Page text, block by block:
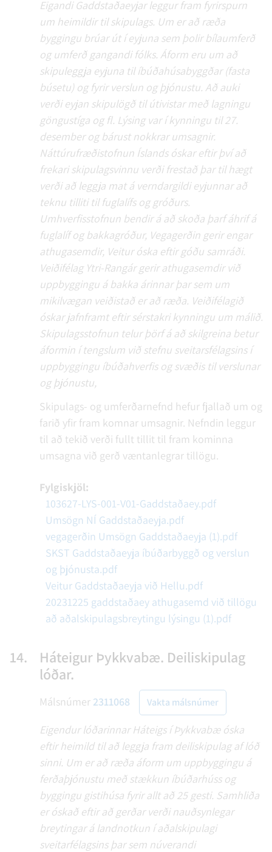
Eigandi Gaddstaðaeyjar leggur fram fyrirspurn
um heimildir til skipulags. Um er að ræða
byggingu brúar út í eyjuna sem þolir bílaumferð
og umferð gangandi fólks. Áform eru um að
skipuleggja eyjuna til íbúðahúsabyggðar (fasta
búsetu) og fyrir verslun og þjónustu. Að auki
verði eyjan skipulögð til útivistar með lagningu
göngustíga og fl. Lýsing var í kynningu til 27.
desember og bárust nokkrar umsagnir.
Náttúrufræðistofnun Íslands óskar eftir því að
frekari skipulagsvinnu verði frestað þar til hægt
verði að leggja mat á verndargildi eyjunnar að
teknu tilliti til fuglalífs og gróðurs.
Umhverfisstofnun bendir á að skoða þarf áhrif á
fuglalíf og bakkagróður, Vegagerðin gerir engar
athugasemdir, Veitur óska eftir góðu samráði.
Veiðifélag Ytri-Rangár gerir athugasemdir við
uppbyggingu á bakka árinnar þar sem um
mikilvægan veiðistað er að ræða. Veiðifélagið
óskar jafnframt eftir sérstakri kynningu um málið.
Skipulagsstofnun telur þörf á að skilgreina betur
áformin í tengslum við stefnu sveitarsfélagsins í
uppbyggingu íbúðahverfis og svæðis til verslunar
og þjónustu,
Skipulags- og umferðarnefnd hefur fjallað um og
farið yfir fram komnar umsagnir. Nefndin leggur
til að tekið verði fullt tillit til fram kominna
umsagna við gerð væntanlegrar tillögu.
Fylgiskjöl:
103627-LYS-001-V01-Gaddstaðaey.pdf
Umsögn NÍ Gaddstaðaeyja.pdf
vegagerðin Umsögn Gaddstaðaeyja (1).pdf
SKST Gaddstaðaeyja íbúðarbyggð og verslun
og þjónusta.pdf
Veitur Gaddstaðaeyja við Hellu.pdf
20231225 gaddstaðaey athugasemd við tillögu
að aðalskipulagsbreytingu lýsingu (1).pdf
14.
Háteigur Þykkvabæ. Deiliskipulag
lóðar.
Málsnúmer 2311068 Vakta málsnúmer
Eigendur lóðarinnar Háteigs í Þykkvabæ óska
eftir heimild til að leggja fram deiliskipulag af lóð
sinni. Um er að ræða áform um uppbyggingu á
ferðaþjónustu með stækkun íbúðarhúss og
byggingu gistihúsa fyrir allt að 25 gesti. Samhliða
er óskað eftir að gerðar verði nauðsynlegar
breytingar á landnotkun í aðalskipulagi
sveitarfélagsins þar sem núverandi